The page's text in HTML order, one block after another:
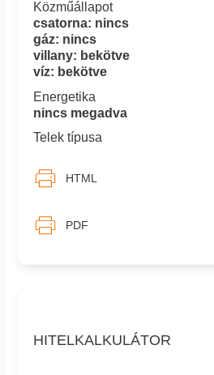
HITELKALKULÁTOR
Közműállapot
csatorna: nincs
gáz: nincs
villany: bekötve
víz: bekötve
Energetika
nincs megadva
Telek típusa
HTML
PDF